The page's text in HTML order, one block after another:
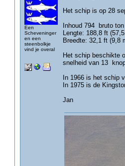
Een
Scheveninger
en een
steenbolkje
vind je overal
Het schip is op 28
Inhoud 794 bruto ton
Lengte: 188,8 ft
Breedte: 32,1 ft (9,8
Het schip beschikte
snelheid van 13
In 1966 is het schip
In 1975 is de
Jan